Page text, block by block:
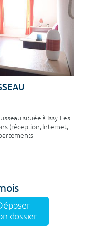
située à Issy-Les-
(réception, Internet,
dossier